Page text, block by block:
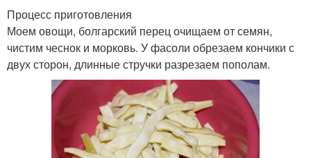
Процесс приготовления
Моем овощи, болгарский перец очищаем от семян,
чистим чеснок и морковь. У фасоли обрезаем кончики с
двух сторон, длинные стручки разрезаем пополам.